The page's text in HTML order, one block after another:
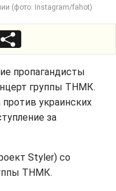
(фото: Instagram/fahot)
пропагандисты
группы ТНМК.
украинских
за
Styler) со
ТНМК.